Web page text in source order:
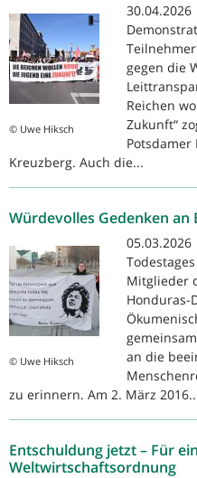
© Uwe Hiksch
gegen die
Reichen
Zukunft“
Kreuzberg. Auch die...
Würdevolles Gedenken an
© Uwe Hiksch
Mitglieder
Honduras-
an die
zu erinnern. Am 2. März
Entschuldung jetzt – Für
Weltwirtschaftsordnung